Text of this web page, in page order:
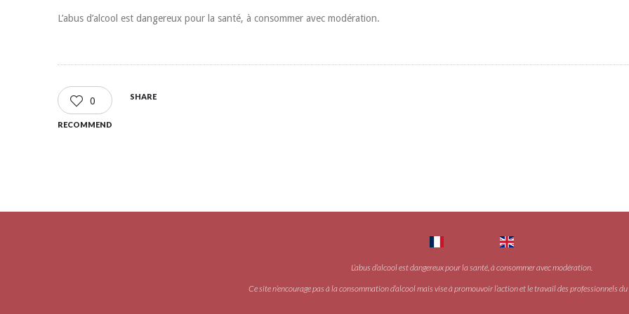
L’abus d’alcool est dangereux pour la santé, à consommer avec modération.
0
RECOMMEND
SHARE
L’abus d’alcool est dangereux pour la santé, à consommer avec modération.
Ce site n’encourage pas à la consommation d’alcool mais vise à promouvoir l’action et le travail des professionnels